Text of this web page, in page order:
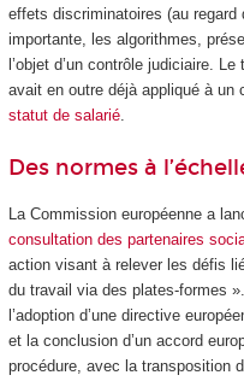
effets discriminatoires (au regard
importante, les algorithmes,
l’objet d’un contrôle judiciaire.
avait en outre déjà appliqué à un
statut de salarié.
Des normes à
La Commission européenne a
consultation des partenaires
action visant à relever les défis
du travail via des plates-formes
l’adoption d’une directive
et la conclusion d’un accord
procédure, avec la transposition